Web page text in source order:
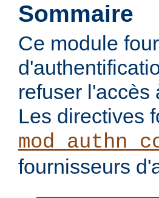
Sommaire
Ce module
refuser l'accès
Les directives
fournisseurs